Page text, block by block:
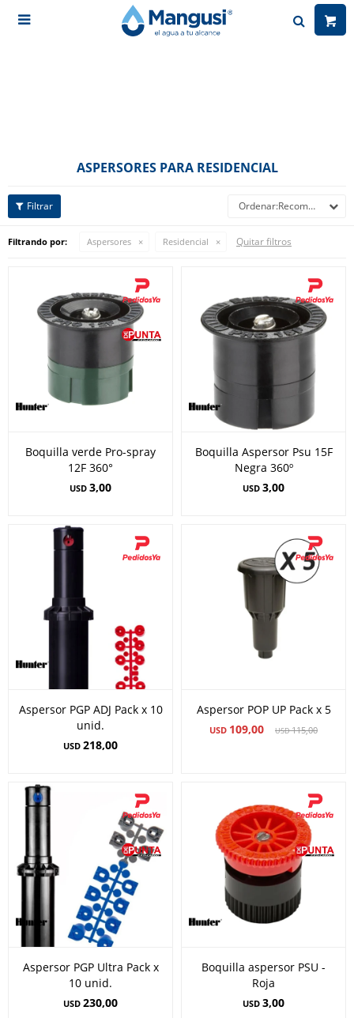

ASPERSORES PARA RESIDENCIAL
Recomendados
Filtrando por: Aspersores Residencial Quitar filtros
Boquilla verde Pro-spray
12F 360°
USD 3,00
Boquilla Aspersor Psu 15F
Negra 360º
USD 3,00
Aspersor PGP ADJ Pack x 10
unid.
USD 218,00
Aspersor POP UP Pack x 5
USD 109,00 USD115,00
Aspersor PGP Ultra Pack x
10 unid.
USD 230,00
Boquilla aspersor PSU -
Roja
USD 3,00